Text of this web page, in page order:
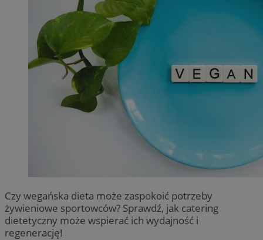
Czy wegańska dieta może zaspokoić potrzeby
żywieniowe sportowców? Sprawdź, jak catering
dietetyczny może wspierać ich wydajność i
regenerację!